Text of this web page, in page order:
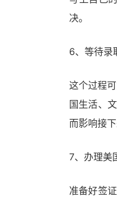
决。
6、等待录
这个过程
国生活、
而影响接下
7、办理美
准备好签